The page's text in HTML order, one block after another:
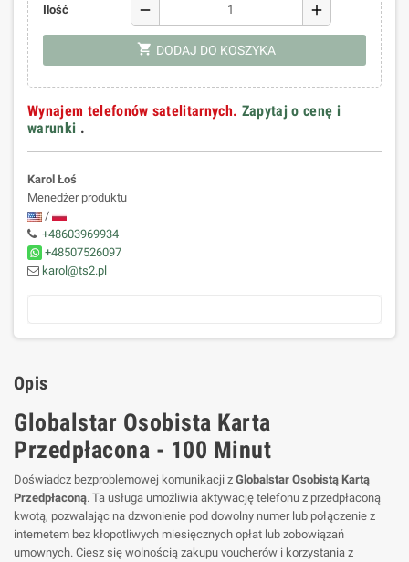
Ilość remove add
shopping_cart DODAJ DO KOSZYKA
Wynajem telefonów satelitarnych. Zapytaj o cenę i
warunki .
Karol Łoś
Menedżer produktu
/
+48603969934
+48507526097
karol@ts2.pl
Opis
Globalstar Osobista Karta
Przedpłacona - 100 Minut
Doświadcz bezproblemowej komunikacji z Globalstar Osobistą Kartą
Przedpłaconą. Ta usługa umożliwia aktywację telefonu z przedpłaconą
kwotą, pozwalając na dzwonienie pod dowolny numer lub połączenie z
internetem bez kłopotliwych miesięcznych opłat lub zobowiązań
umownych. Ciesz się wolnością zakupu voucherów i korzystania z